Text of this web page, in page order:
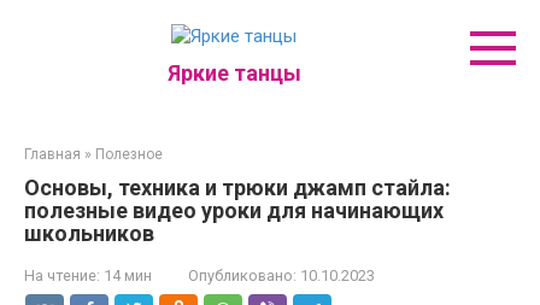
Яркие танцы
Главная » Полезное
Основы, техника и трюки джамп стайла:
полезные видео уроки для начинающих
школьников
На чтение: 14 мин Опубликовано: 10.10.2023